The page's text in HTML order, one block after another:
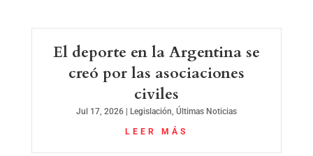
El deporte en la Argentina se
creó por las asociaciones
civiles
Jul 17, 2026| Legislación, Últimas Noticias
LEER MÁS